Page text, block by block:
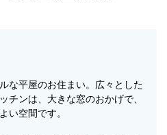
な平屋のお住まい。広々とした
チンは、大きな窓のおかげで、
い空間です。